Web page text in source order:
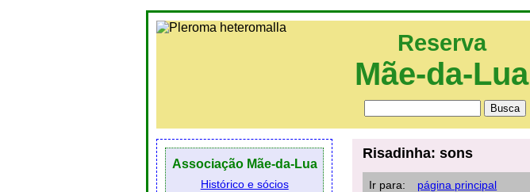
Reserva
Mãe-da-Lua
Associação Mãe-da-Lua
Histórico e sócios
Risadinha: sons
Ir para: página principal